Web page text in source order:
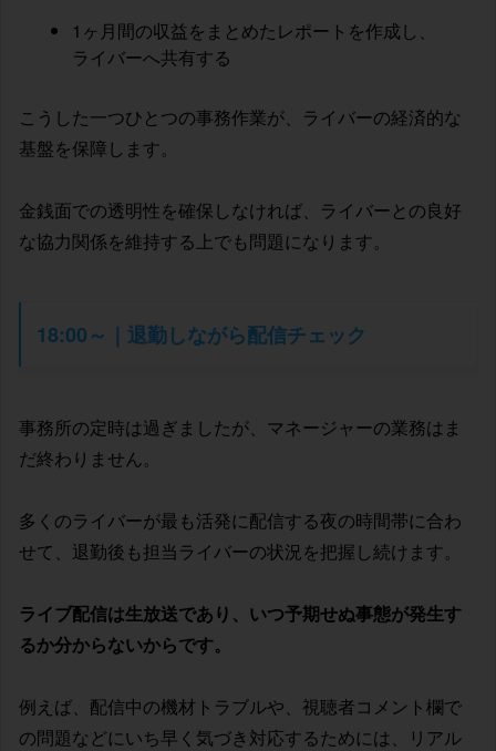
1ヶ月間の収益をまとめたレポートを作成し、
ライバーへ共有する
こうした一つひとつの事務作業が、ライバーの経済的な
基盤を保障します。
金銭面での透明性を確保しなければ、ライバーとの良好
な協力関係を維持する上でも問題になります。
18:00～｜退勤しながら配信チェック
事務所の定時は過ぎましたが、マネージャーの業務はま
だ終わりません。
多くのライバーが最も活発に配信する夜の時間帯に合わ
せて、退勤後も担当ライバーの状況を把握し続けます。
ライブ配信は生放送であり、いつ予期せぬ事態が発生す
るか分からないからです。
例えば、配信中の機材トラブルや、視聴者コメント欄で
の問題などにいち早く気づき対応するためには、リアル